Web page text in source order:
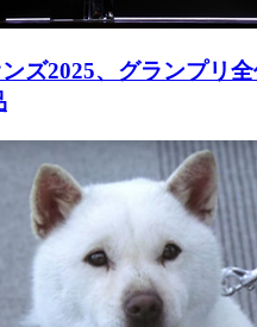
ズ2025、グランプリ全